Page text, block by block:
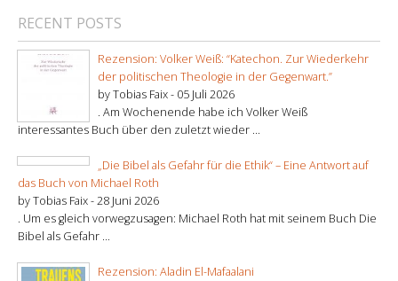
RECENT POSTS
Rezension: Volker Weiß: “Katechon. Zur Wiederkehr
der politischen Theologie in der Gegenwart.”
by Tobias Faix - 05 Juli 2026
. Am Wochenende habe ich Volker Weiß
interessantes Buch über den zuletzt wieder ...
„Die Bibel als Gefahr für die Ethik“ – Eine Antwort auf
das Buch von Michael Roth
by Tobias Faix -28 Juni 2026
. Um es gleich vorwegzusagen: Michael Roth hat mit seinem Buch Die
Bibel als Gefahr ...
Rezension: Aladin El-Mafaalani